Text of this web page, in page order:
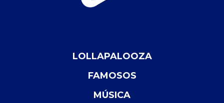
LOLLAPALOOZA
FAMOSOS
MÚSICA